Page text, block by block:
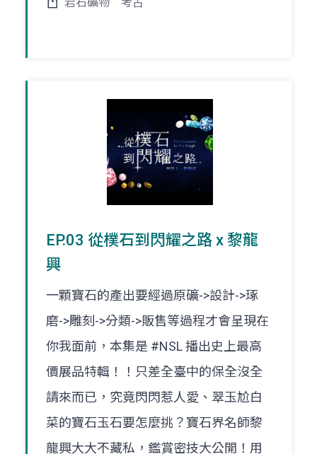
EP.03 從樸石到閃耀之路 x 黎龍
興
一顆寶石的產出要經過原礦->設計->琢
磨->雕刻->分類->販售等過程才會呈現在
你我面前，本集是 #NSL 播出史上最高
價展品特輯！！只差全臺中的保全沒全
請來而已，究竟閃閃惹人愛、翠玉尬白
菜的寶石玉石要怎麼挑？寶石界名師黎
龍興大大不藏私，鑑賞密技大公開！用